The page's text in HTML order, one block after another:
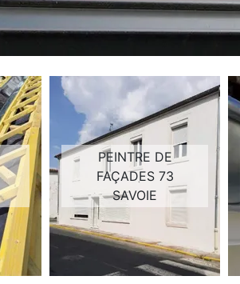
PEINTRE DE
FAÇADES 73
SAVOIE